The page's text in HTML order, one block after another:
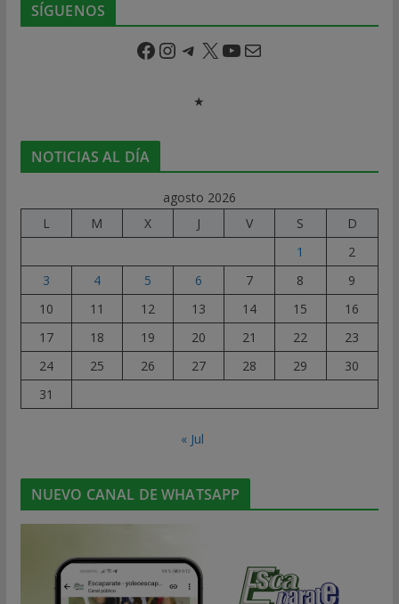
SÍGUENOS
Facebook Instagram Telegram X YouTube Correo electrónico
★
NOTICIAS AL DÍA
agosto 2026
L
M X J V S
D
1
2
3
4 5 6 7 8
9
10
11 12 13 14 15
16
17
18 19 20 21 22
23
24
25 26 27 28 29
30
31
« Jul
NUEVO CANAL DE WHATSAPP